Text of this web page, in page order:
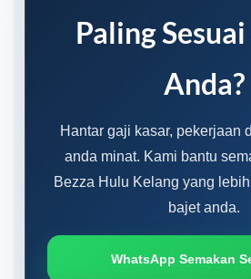
Paling
Anda?
Hantar gaji kasar, pekerjaan
anda minat. Kami bantu
Bezza Hulu Kelang yang
bajet anda.
WhatsApp Semakan